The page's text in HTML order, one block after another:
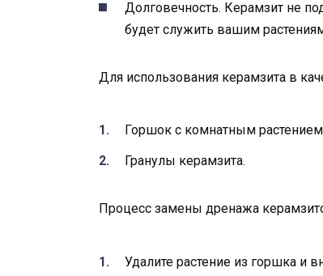
Долговечность. Керамзит не
будет служить вашим
Для использования керамзита в
Горшок с комнатным
Гранулы керамзита.
Процесс замены дренажа
Удалите растение из горшка и